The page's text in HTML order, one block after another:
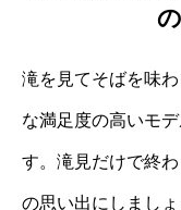
滝を見てそばを味
な満足度の高いモ
す。滝見だけで終
の思い出にしましょ